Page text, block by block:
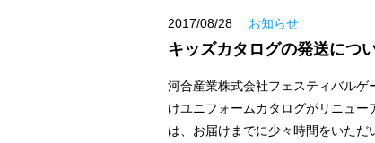
2017/08/28 お知らせ
キッズカタログの発送につ
河合産業株式会社フェスティバル
けユニフォームカタログがリニュ
は、お届けまでに少々時間をいた